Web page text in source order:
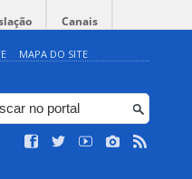
Canais
MAPA DO SITE